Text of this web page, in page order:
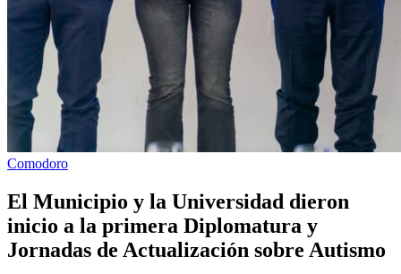
Comodoro
El Municipio y la Universidad dieron
inicio a la primera Diplomatura y
Jornadas de Actualización sobre Autismo